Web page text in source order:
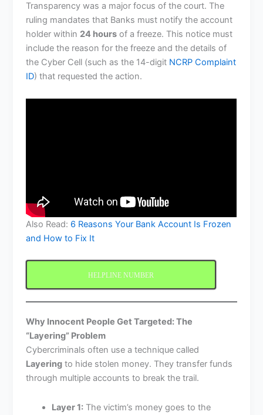
Transparency was a major focus of the court. The
ruling mandates that Banks must notify the account
holder within 24 hours of a freeze. This notice must
include the reason for the freeze and the details of
the Cyber Cell (such as the 14-digit NCRP Complaint
ID) that requested the action.
Also Read: 6 Reasons Your Bank Account Is Frozen
and How to Fix It
HELPLINE NUMBER
Why Innocent People Get Targeted: The
“Layering” Problem
Cybercriminals often use a technique called
Layering to hide stolen money. They transfer funds
through multiple accounts to break the trail.
Layer 1: The victim’s money goes to the